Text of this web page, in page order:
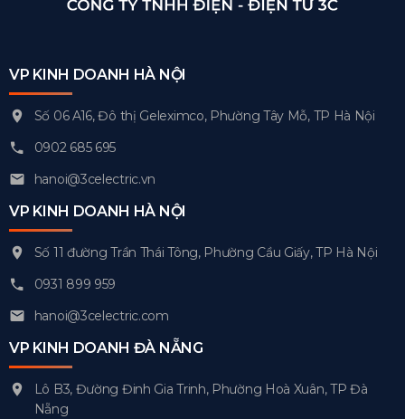
VP KINH DOANH HÀ NỘI
Số 06 A16, Đô thị Geleximco, Phường Tây Mỗ, TP Hà Nội
0902 685 695
hanoi@3celectric.vn
VP KINH DOANH HÀ NỘI
Số 11 đường Trần Thái Tông, Phường Cầu Giấy, TP Hà Nội
0931 899 959
hanoi@3celectric.com
VP KINH DOANH ĐÀ NẴNG
Lô B3, Đường Đinh Gia Trinh, Phường Hoà Xuân, TP Đà
Nẵng